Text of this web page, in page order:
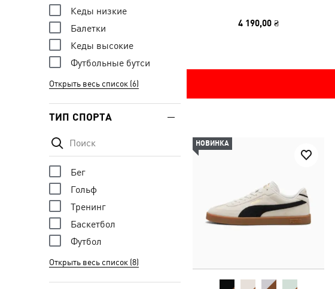
4 190,00 ₴
НОВИНКА
Кеды низкие
Балетки
Кеды высокие
Футбольные бутси
Открыть весь список (6)
ТИП СПОРТА
Бег
Гольф
Тренинг
Баскетбол
Футбол
Открыть весь список (8)